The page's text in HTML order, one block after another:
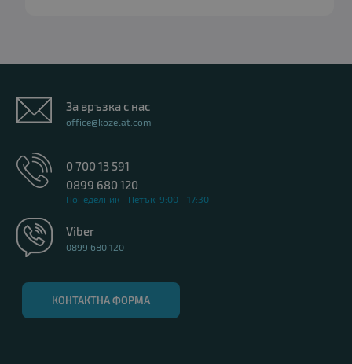
За връзка с нас
office@kozelat.com
0 700 13 591
0899 680 120
Понеделник - Петък: 9:00 - 17:30
Viber
0899 680 120
КОНТАКТНА ФОРМА